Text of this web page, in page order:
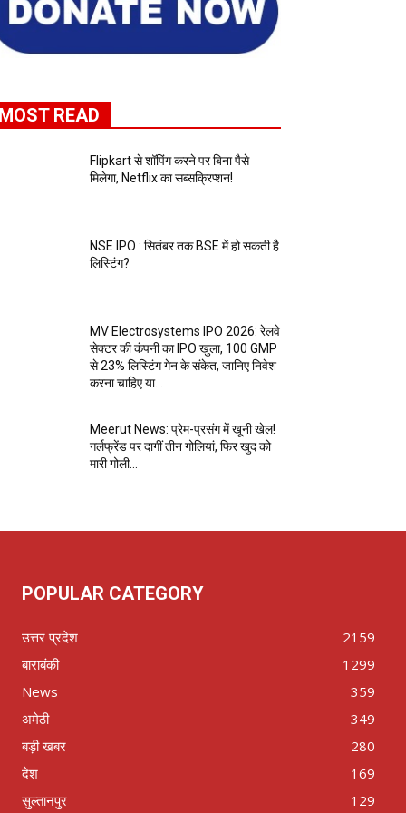
READ
Flipkart से शॉपिंग करने पर बिना पैसे
मिलेगा, Netflix का सब्सक्रिप्शन!
NSE IPO : सितंबर तक BSE में हो सकती है
लिस्टिंग?
MV Electrosystems IPO 2026: रेलवे
सेक्टर की कंपनी का IPO खुला, ₹100 GMP
से 23% लिस्टिंग गेन के संकेत, जानिए निवेश
करना चाहिए या...
Meerut News: प्रेम-प्रसंग में खूनी खेल!
गर्लफ्रेंड पर दागीं तीन गोलियां, फिर खुद को
मारी गोली…
POPULAR CATEGORY
उत्तर प्रदेश
2159
बाराबंकी
1299
News
359
अमेठी
349
बड़ी खबर
280
देश
169
सुल्तानपुर
129